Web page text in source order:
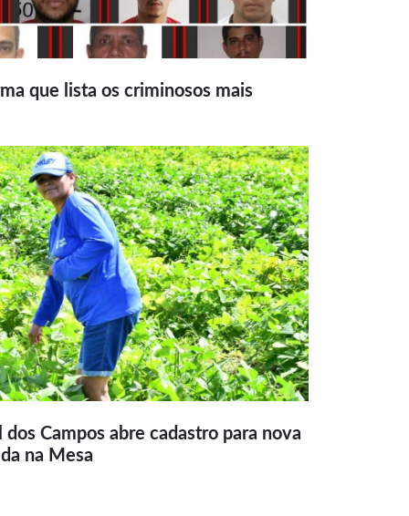
que lista os criminosos mais
Campos abre cadastro para nova
na Mesa